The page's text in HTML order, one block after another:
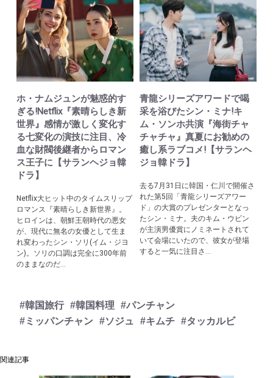
ホ・ナムジュンが魅惑的す
ぎる!Netflix『素晴らしき新
世界』感情が激しく変化す
る七変化の演技に注目、冷
血な財閥後継者からロマン
ス王子に【サランヘジョ韓
ドラ】
Netflix大ヒット中のタイムスリップ
ロマンス『素晴らしき新世界』。
ヒロインは、朝鮮王朝時代の悪女
が、現代に無名の女優として生ま
れ変わったシン・ソリ(イム・ジヨ
ン)。ソリの口調は完全に300年前
のままなのだ...
青龍シリーズアワードで喝
采を浴びたシン・ミナ!キ
ム・ソンホ共演『海街チャ
チャチャ』真夏にお勧めの
癒し系ラブコメ!【サランヘ
ジョ韓ドラ】
去る7月31日に韓国・仁川で開催さ
れた第5回「青龍シリーズアワー
ド」の大賞のプレゼンターとなっ
たシン・ミナ。夫のキム・ウビン
が主演男優賞にノミネートされて
いて会場にいたので、彼女が登場
すると一気に注目さ...
#韓国旅行 #韓国料理
#パンチャン
#ミッパンチャン #ソジュ #キムチ #タッカルビ
関連記事